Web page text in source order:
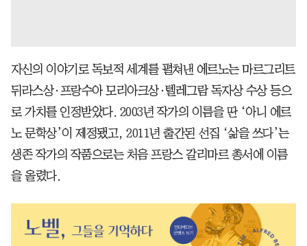
자신의 이야기로 독보적 세계를 펼쳐낸 에르노는 마르그리트
뒤라스상·프랑수아 모리아크상·텔레그람 독자상 수상 등으
로 가치를 인정받았다. 2003년 작가의 이름을 딴 ‘아니 에르
노 문학상’이 제정됐고, 2011년 출간된 선집 ‘삶을 쓰다’는
생존 작가의 작품으로는 처음 프랑스 갈리마르 총서에 이름
을 올렸다.